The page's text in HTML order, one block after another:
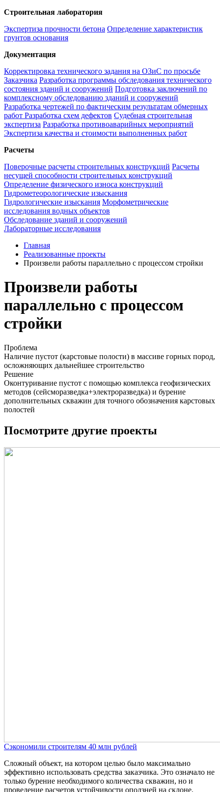
Строительная лаборатория
Экспертиза прочности бетона Определение характеристик
грунтов основания
Документация
Корректировка технического задания на ОЗиС по просьбе
Заказчика Разработка программы обследования технического
состояния зданий и сооружений Подготовка заключений по
комплексному обследованию зданий и сооружений
Разработка чертежей по фактическим результатам обмерных
работ Разработка схем дефектов Судебная строительная
экспертиза Разработка противоаварийных мероприятий
Экспертиза качества и стоимости выполненных работ
Расчеты
Поверочные расчеты строительных конструкций Расчеты
несущей способности строительных конструкций
Определение физического износа конструкций
Гидрометеорологические изыскания
Гидрологические изыскания Морфометрические
исследования водных объектов
Обследование зданий и сооружений
Лабораторные исследования
Главная
Реализованные проекты
Произвели работы параллельно с процессом стройки
Произвели работы
параллельно с процессом
стройки
Проблема
Наличие пустот (карстовые полости) в массиве горных пород,
осложняющих дальнейшее строительство
Решение
Оконтуривание пустот с помощью комплекса геофизических
методов (сейсморазведка+электроразведка) и бурение
дополнительных скважин для точного обозначения карстовых
полостей
Посмотрите другие проекты
Сэкономили строителям 40 млн рублей
Сложный объект, на котором целью было максимально
эффективно использовать средства заказчика. Это означало не
только бурение необходимого количества скважин, но и
проведение расчетов устойчивости оползней на склоне,